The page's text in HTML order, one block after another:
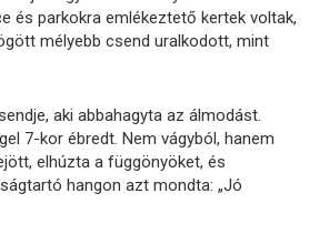
és parkokra emlékeztető kertek voltak,
mélyebb csend uralkodott, mint
aki abbahagyta az álmodást.
7-kor ébredt. Nem vágyból, hanem
elhúzta a függönyöket, és
hangon azt mondta: „Jó